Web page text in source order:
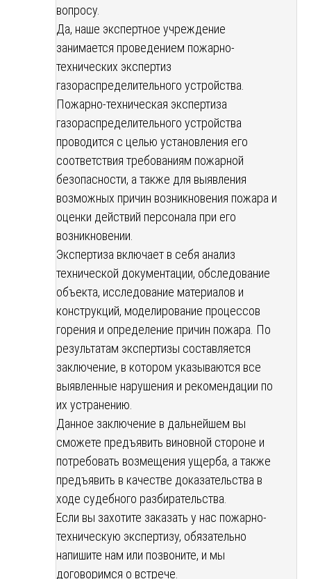
вопросу.
Да, наше экспертное учреждение
занимается проведением пожарно-
технических экспертиз
газораспределительного устройства.
Пожарно-техническая экспертиза
газораспределительного устройства
проводится с целью установления его
соответствия требованиям пожарной
безопасности, а также для выявления
возможных причин возникновения пожара и
оценки действий персонала при его
возникновении.
Экспертиза включает в себя анализ
технической документации, обследование
объекта, исследование материалов и
конструкций, моделирование процессов
горения и определение причин пожара. По
результатам экспертизы составляется
заключение, в котором указываются все
выявленные нарушения и рекомендации по
их устранению.
Данное заключение в дальнейшем вы
сможете предъявить виновной стороне и
потребовать возмещения ущерба, а также
предъявить в качестве доказательства в
ходе судебного разбирательства.
Если вы захотите заказать у нас пожарно-
техническую экспертизу, обязательно
напишите нам или позвоните, и мы
договоримся о встрече.